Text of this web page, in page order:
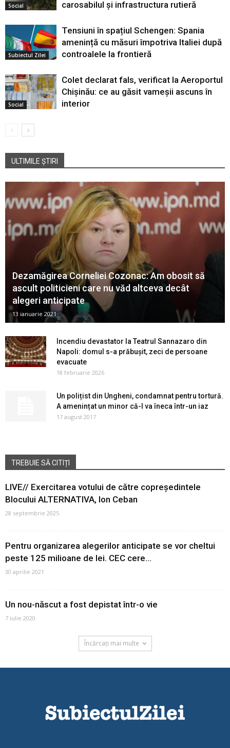
Social carosabilul și infrastructura rutieră
Subiectul Zilei
Tensiuni în spațiul Schengen: Spania
amenință cu măsuri împotriva Italiei după
controalele la frontieră
Social
Colet declarat fals, verificat la Aeroportul
Chișinău: ce au găsit vameșii ascuns în
interior
ULTIMILE ȘTIRI
Dezamăgirea Corneliei Cozonac: Am obosit să
ascult politicieni care nu văd altceva decât
alegeri anticipate
13 ianuarie 2021
Incendiu devastator la Teatrul Sannazaro din
Napoli: domul s-a prăbușit, zeci de persoane
evacuate
18 februarie 2026
Un polițist din Ungheni, condamnat pentru tortură.
A amenințat un minor că-l va îneca într-un iaz
17 august 2017
TREBUIE SĂ CITIȚI
LIVE// Exercitarea votului de către copreședintele
Blocului ALTERNATIVA, Ion Ceban
28 septembrie 2025
Pentru organizarea alegerilor anticipate se vor cheltui
peste 125 milioane de lei. CEC cere...
30 aprilie 2021
Un nou-născut a fost depistat într-o vie
7 iulie 2020
Încărcați mai multe